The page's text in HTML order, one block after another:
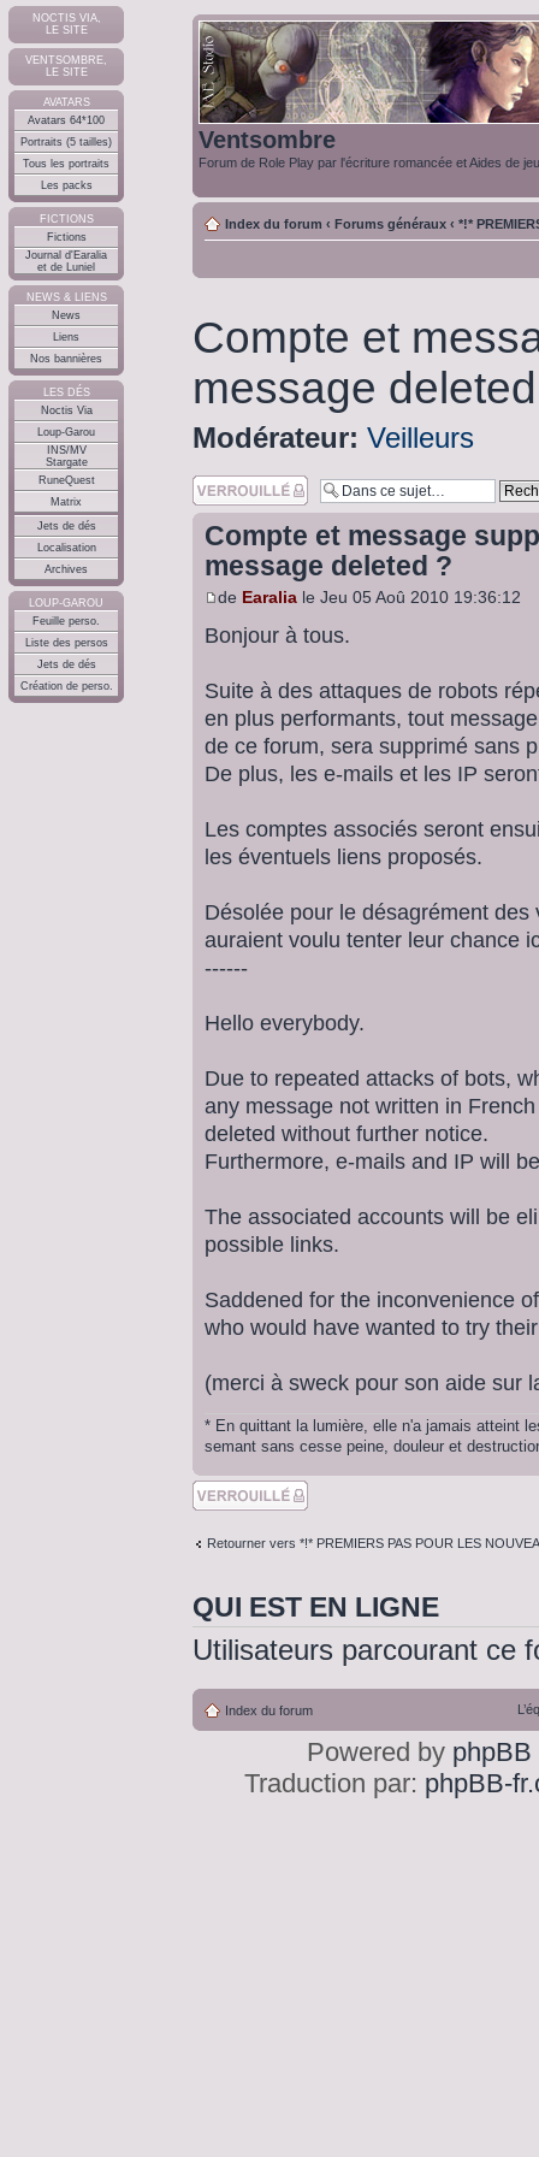
NOCTIS VIA,
LE SITE
VENTSOMBRE,
LE SITE
AVATARS
Avatars 64*100
Portraits (5 tailles)
Tous les portraits
Les packs
FICTIONS
Fictions
Journal d'Earalia
et de Luniel
NEWS & LIENS
News
Liens
Nos bannières
LES DÉS
Noctis Via
Loup-Garou
INS/MV
Stargate
RuneQuest
Matrix
Jets de dés
Localisation
Archives
LOUP-GAROU
Feuille perso.
Liste des persos
Jets de dés
Création de perso.
Ventsombre
Forum de Role Play par l'écriture romancée et Aides de
Index du forum ‹ Forums généraux ‹ *!*
Compte et
message
Modérateur: Veilleurs
Sujet verouillé
Compte et message
message deleted ?
de Earalia le Jeu 05 Aoû 2010 19:36:12
Bonjour à tous.
Suite à des attaques de robots
en plus performants, tout
de ce forum, sera supprimé sans
De plus, les e-mails et les IP
Les comptes associés seront
les éventuels liens proposés.
Désolée pour le désagrément
auraient voulu tenter leur chance
------
Hello everybody.
Due to repeated attacks of bots,
any message not written in
deleted without further notice.
Furthermore, e-mails and IP will
The associated accounts will be
possible links.
Saddened for the inconvenience
who would have wanted to try
(merci à sweck pour son aide sur
* En quittant la lumière, elle n'a jamais atteint
semant sans cesse peine, douleur et
Sujet verouillé
Retourner vers *!* PREMIERS PAS POUR LES
QUI EST EN LIGNE
Utilisateurs parcourant ce
Index du forum
Powered by phpBB
Traduction par: phpBB-